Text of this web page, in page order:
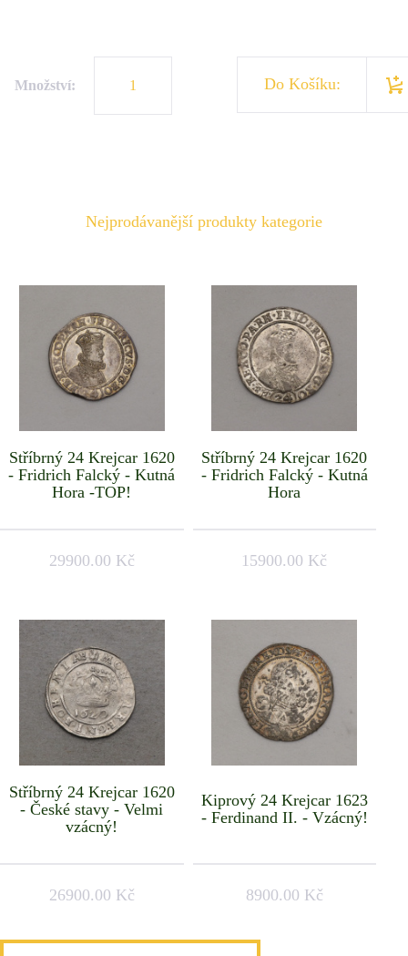
Množství: Do Košíku:
Nejprodávanější produkty kategorie
Stříbrný 24 Krejcar 1620
- Fridrich Falcký - Kutná
Hora -TOP!
29900.00 Kč
Stříbrný 24 Krejcar 1620
- Fridrich Falcký - Kutná
Hora
15900.00 Kč
Stříbrný 24 Krejcar 1620
- České stavy - Velmi
vzácný!
26900.00 Kč
Kiprový 24 Krejcar 1623
- Ferdinand II. - Vzácný!
8900.00 Kč